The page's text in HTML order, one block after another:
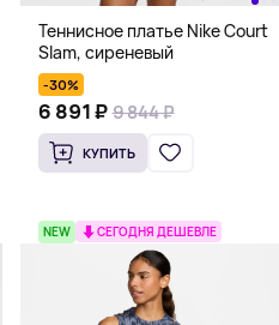
Теннисное платье Nike Court
Slam, сиреневый
-30%
6 891 ₽ 9 844 ₽
КУПИТЬ
NEW СЕГОДНЯ ДЕШЕВЛЕ